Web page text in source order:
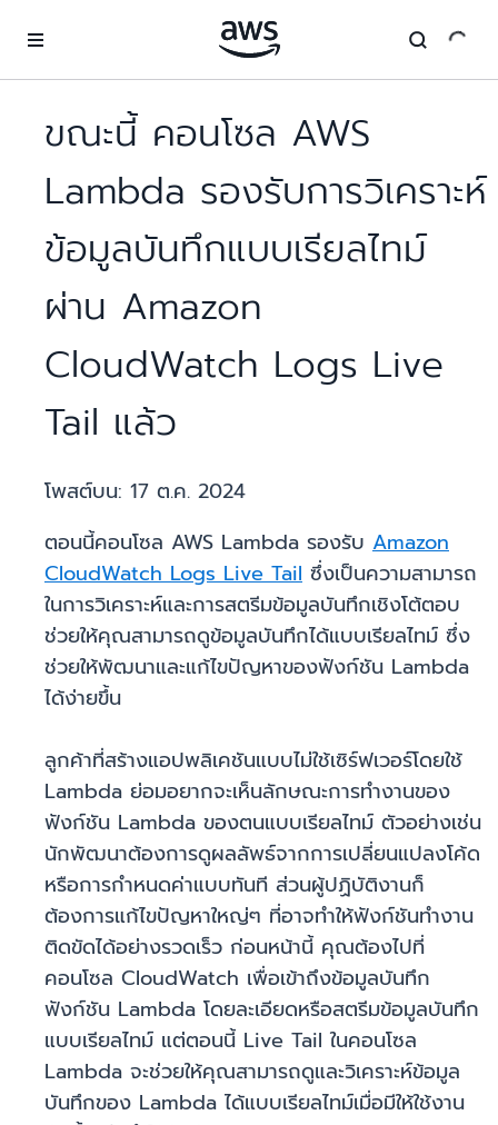
ขณะนี้ คอนโซล AWS
Lambda รองรับการวิเคราะห์
ข้อมูลบันทึกแบบเรียลไทม์
ผ่าน Amazon
CloudWatch Logs Live
Tail แล้ว
โพสต์บน: 17 ต.ค. 2024
ตอนนี้คอนโซล AWS Lambda รองรับ Amazon
CloudWatch Logs Live Tail ซึ่งเป็นความสามารถ
ในการวิเคราะห์และการสตรีมข้อมูลบันทึกเชิงโต้ตอบ
ช่วยให้คุณสามารถดูข้อมูลบันทึกได้แบบเรียลไทม์ ซึ่ง
ช่วยให้พัฒนาและแก้ไขปัญหาของฟังก์ชัน Lambda
ได้ง่ายขึ้น
ลูกค้าที่สร้างแอปพลิเคชันแบบไม่ใช้เซิร์ฟเวอร์โดยใช้
Lambda ย่อมอยากจะเห็นลักษณะการทำงานของ
ฟังก์ชัน Lambda ของตนแบบเรียลไทม์ ตัวอย่างเช่น
นักพัฒนาต้องการดูผลลัพธ์จากการเปลี่ยนแปลงโค้ด
หรือการกำหนดค่าแบบทันที ส่วนผู้ปฏิบัติงานก็
ต้องการแก้ไขปัญหาใหญ่ๆ ที่อาจทำให้ฟังก์ชันทำงาน
ติดขัดได้อย่างรวดเร็ว ก่อนหน้านี้ คุณต้องไปที่
คอนโซล CloudWatch เพื่อเข้าถึงข้อมูลบันทึก
ฟังก์ชัน Lambda โดยละเอียดหรือสตรีมข้อมูลบันทึก
แบบเรียลไทม์ แต่ตอนนี้ Live Tail ในคอนโซล
Lambda จะช่วยให้คุณสามารถดูและวิเคราะห์ข้อมูล
บันทึกของ Lambda ได้แบบเรียลไทม์เมื่อมีให้ใช้งาน